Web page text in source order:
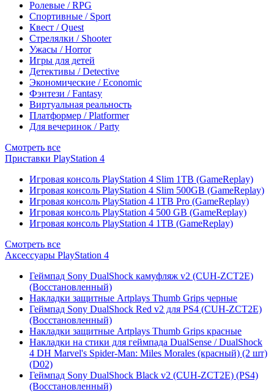
Ролевые / RPG
Спортивные / Sport
Квест / Quest
Стрелялки / Shooter
Ужасы / Horror
Игры для детей
Детективы / Detective
Экономические / Economic
Фэнтези / Fantasy
Виртуальная реальность
Платформер / Platformer
Для вечеринок / Party
Смотреть все
Приставки PlayStation 4
Игровая консоль PlayStation 4 Slim 1TB (GameReplay)
Игровая консоль PlayStation 4 Slim 500GB (GameReplay)
Игровая консоль PlayStation 4 1TB Pro (GameReplay)
Игровая консоль PlayStation 4 500 GB (GameReplay)
Игровая консоль PlayStation 4 1TB (GameReplay)
Смотреть все
Аксессуары PlayStation 4
Геймпад Sony DualShock камуфляж v2 (CUH-ZCT2E)
(Восстановленный)
Накладки защитные Artplays Thumb Grips черные
Геймпад Sony DualShock Red v2 для PS4 (CUH-ZCT2E)
(Восстановленный)
Накладки защитные Artplays Thumb Grips красные
Накладки на стики для геймпада DualSense / DualShock
4 DH Marvel's Spider-Man: Miles Morales (красный) (2 шт)
(D02)
Геймпад Sony DualShock Black v2 (CUH-ZCT2E) (PS4)
(Восстановленный)